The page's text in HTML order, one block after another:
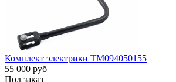
Комплект электрики ТМ094050155
55 000 руб
Под заказ